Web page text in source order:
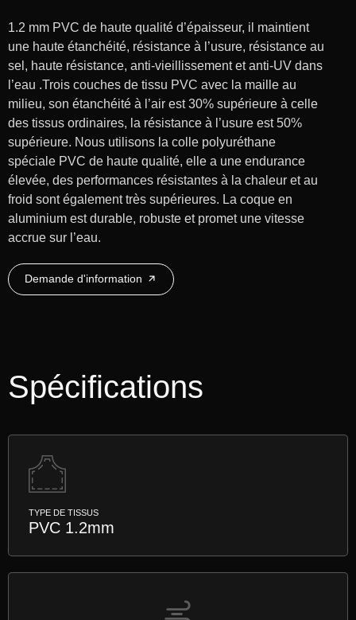
1.2 mm PVC de haute qualité d’épaisseur, il maintient
une haute étanchéité, résistance à l’usure, résistance au
sel, haute résistance, anti-vieillissement et anti-UV dans
l’eau .Trois couches de tissu PVC avec la maille au
milieu, son étanchéité à l’air est 30% supérieure à celle
des tissus ordinaires, la résistance à l’usure est 50%
supérieure. Nous utilisons la colle polyuréthane
spéciale PVC de haute qualité, elle a une endurance
élevée, des performances résistantes à la chaleur et au
froid sont également très supérieures. La coque en
aluminium est durable, robuste et promet une vitesse
accrue sur l’eau.
Demande d'information
Spécifications
TYPE DE TISSUS
PVC 1.2mm